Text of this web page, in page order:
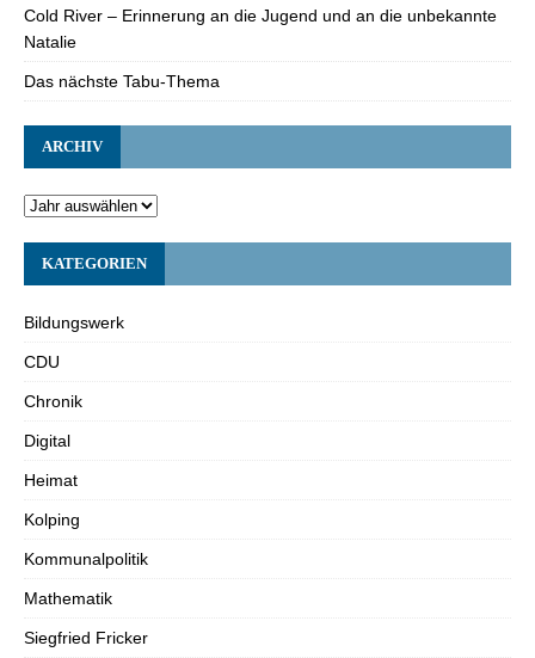
Cold River – Erinnerung an die Jugend und an die unbekannte
Natalie
Das nächste Tabu-Thema
ARCHIV
KATEGORIEN
Bildungswerk
CDU
Chronik
Digital
Heimat
Kolping
Kommunalpolitik
Mathematik
Siegfried Fricker